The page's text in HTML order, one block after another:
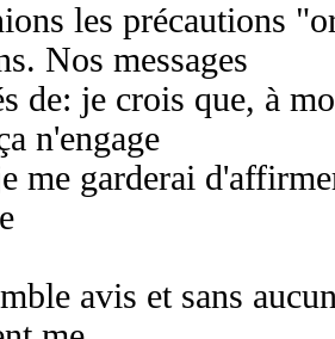
les précautions
Nos messages
de: je crois que, à
n'engage
me garderai
avis et sans